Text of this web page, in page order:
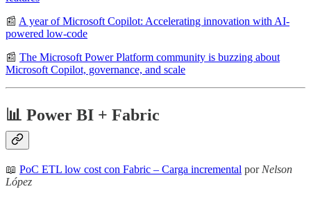
📰 A year of Microsoft Copilot: Accelerating innovation with AI-
powered low-code
📰 The Microsoft Power Platform community is buzzing about
Microsoft Copilot, governance, and scale
📊 Power BI + Fabric
📖 PoC ETL low cost con Fabric – Carga incremental por Nelson
López